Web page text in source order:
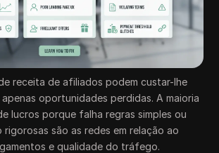
receita de afiliados podem custar-lhe
oportunidades perdidas. A maioria
lucros porque falha regras simples ou
rigorosas são as redes em relação ao
e qualidade do tráfego.